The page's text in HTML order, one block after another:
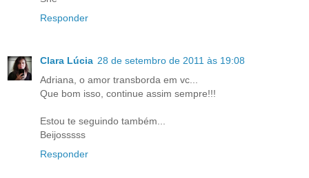
Responder
Clara Lúcia 28 de setembro de 2011 às 19:08
Adriana, o amor transborda em vc...
Que bom isso, continue assim sempre!!!
Estou te seguindo também...
Beijosssss
Responder